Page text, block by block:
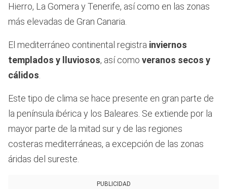
Hierro, La Gomera y Tenerife, así como en las zonas
más elevadas de Gran Canaria.
El mediterráneo continental registra inviernos
templados y lluviosos, así como veranos secos y
cálidos
Este tipo de clima se hace presente en gran parte de
la península ibérica y los Baleares. Se extiende por la
mayor parte de la mitad sur y de las regiones
costeras mediterráneas, a excepción de las zonas
áridas del sureste.
PUBLICIDAD